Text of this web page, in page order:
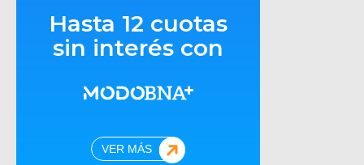
Hasta 12 cuotas
sin interés con
VER MÁS